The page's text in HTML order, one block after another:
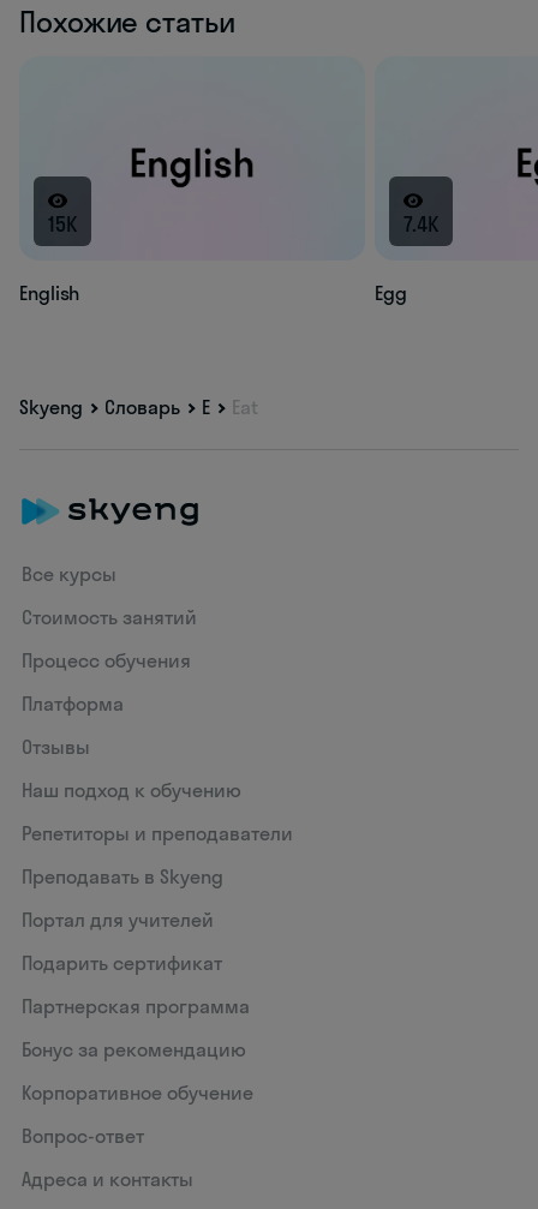
Похожие статьи
15K
English
7.4K
Egg
Skyeng Словарь E Eat
Все курсы
Стоимость занятий
Процесс обучения
Платформа
Отзывы
Наш подход к обучению
Репетиторы и преподаватели
Преподавать в Skyeng
Портал для учителей
Подарить сертификат
Партнерская программа
Бонус за рекомендацию
Корпоративное обучение
Вопрос-ответ
Адреса и контакты